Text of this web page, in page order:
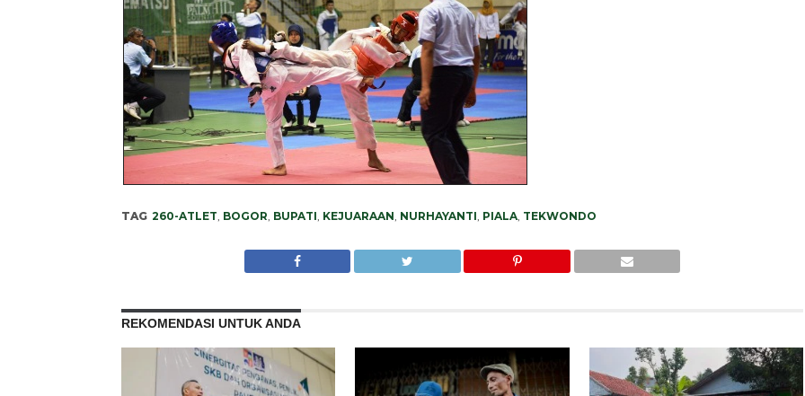
TAG 260-ATLET, BOGOR, BUPATI, KEJUARAAN, NURHAYANTI, PIALA, TEKWONDO
REKOMENDASI UNTUK ANDA